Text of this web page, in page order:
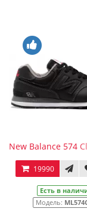
New Balance 574
19990
Есть в
Модель: